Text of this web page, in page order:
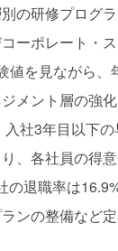
の研修プログ
ーポレート・
値を見ながら
メント層の強
社3年目以下
、各社員の得
退職率は
ンの整備など